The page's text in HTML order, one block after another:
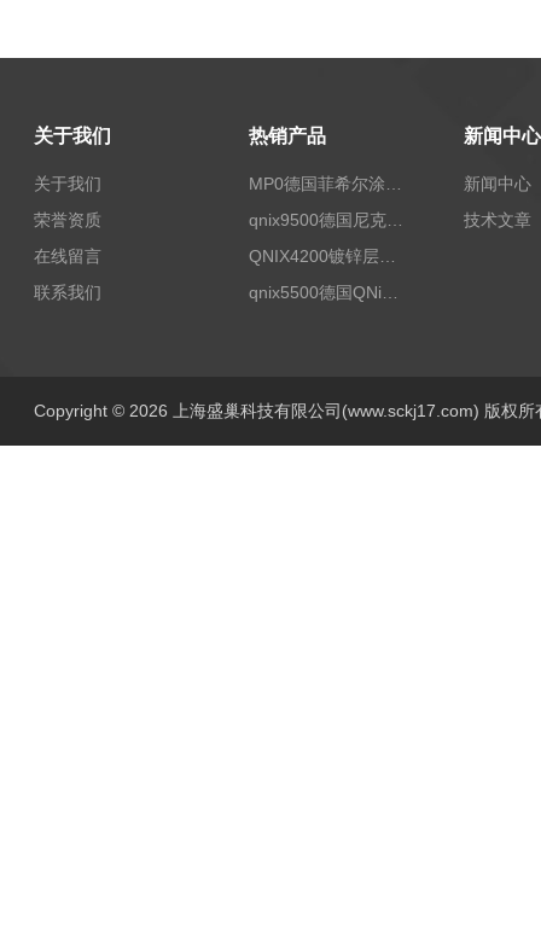
关于我们
关于我们
荣誉资质
在线留言
联系我们
热销产品
qnix9500德国尼克斯涂镀层测厚仪
QNIX4200镀锌层测厚
新闻中心
新闻中心
技术文章
Copyright © 2026 上海盛巢科技有限公司(www.sckj17.com) 版权所